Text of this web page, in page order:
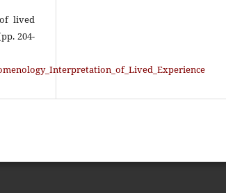
lived
204-